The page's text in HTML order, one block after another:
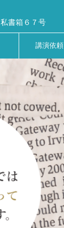
書箱６７号
講演依頼